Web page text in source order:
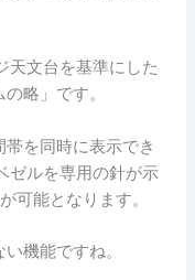
天文台を基準にした
略」です。
を同時に表示でき
ゼルを専用の針が示
可能となります。
機能ですね。